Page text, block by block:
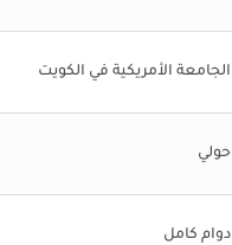
الجامعة الأمريكية في الكويت
حولي
دوام كامل